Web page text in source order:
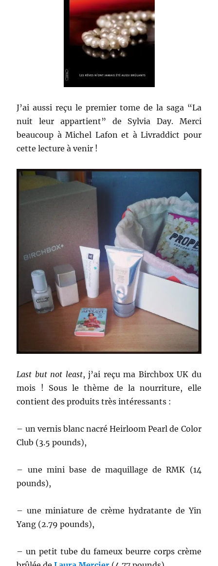
J’ai aussi reçu le premier tome de la saga “La
nuit leur appartient” de Sylvia Day. Merci
beaucoup à Michel Lafon et à Livraddict pour
cette lecture à venir !
Last but not least, j’ai reçu ma Birchbox UK du
mois ! Sous le thème de la nourriture, elle
contient des produits très intéressants :
– un vernis blanc nacré Heirloom Pearl de Color
Club (3.5 pounds),
– une mini base de maquillage de RMK (14
pounds),
– une miniature de crème hydratante de Yin
Yang (2.79 pounds),
– un petit tube du fameux beurre corps crème